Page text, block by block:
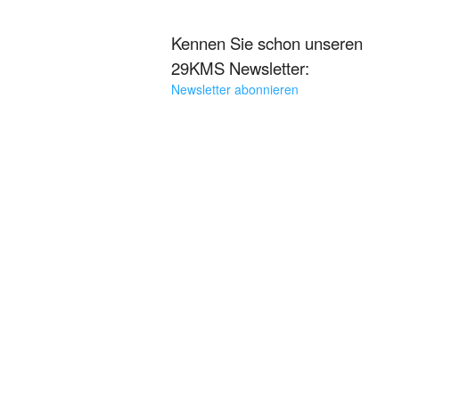
Kennen Sie schon unseren
29KMS Newsletter:
Newsletter abonnieren